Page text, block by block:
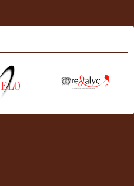
II, 1939-1945.
Express highway
y la
(Documento